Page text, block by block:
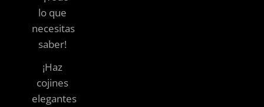
lo que
necesitas
saber!
¡Haz
cojines
elegantes